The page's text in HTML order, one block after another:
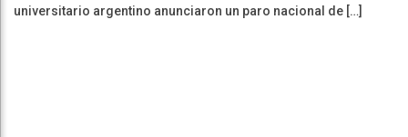
universitario argentino anunciaron un paro nacional de […]